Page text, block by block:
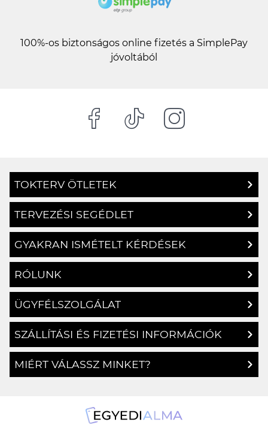
100%-os biztonságos online fizetés a SimplePay
TOKTERV ÖTLETEK
TERVEZÉSI SEGÉDLET
GYAKRAN ISMÉTELT KÉRDÉSEK
RÓLUNK
ÜGYFÉLSZOLGÁLAT
SZÁLLÍTÁSI ÉS FIZETÉSI INFORMÁCIÓK
MIÉRT VÁLASSZ MINKET?